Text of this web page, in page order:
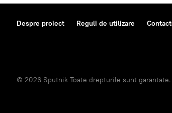
Despre proiect Reguli de utilizare
© 2026 Sputnik Toate drepturile sunt garantate.